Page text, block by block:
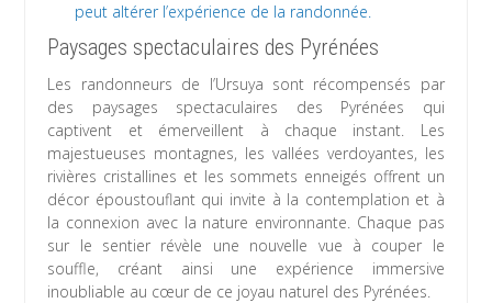
peut altérer l’expérience de la randonnée.
Paysages spectaculaires des Pyrénées
Les randonneurs de l’Ursuya sont récompensés par
des paysages spectaculaires des Pyrénées qui
captivent et émerveillent à chaque instant. Les
majestueuses montagnes, les vallées verdoyantes, les
rivières cristallines et les sommets enneigés offrent un
décor époustouflant qui invite à la contemplation et à
la connexion avec la nature environnante. Chaque pas
sur le sentier révèle une nouvelle vue à couper le
souffle, créant ainsi une expérience immersive
inoubliable au cœur de ce joyau naturel des Pyrénées.